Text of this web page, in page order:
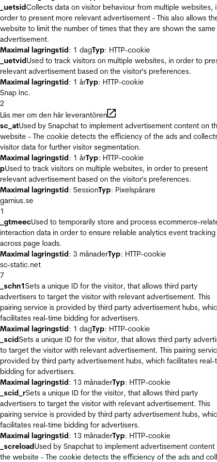
_uetsidCollects data on visitor behaviour from multiple websites,
order to present more relevant advertisement - This also allows
website to limit the number of times that they are shown the same
advertisement.
Maximal lagringstid: 1 dagTyp: HTTP-cookie
_uetvidUsed to track visitors on multiple websites, in order to
relevant advertisement based on the visitor's preferences.
Maximal lagringstid: 1 årTyp: HTTP-cookie
Snap Inc.
2
Läs mer om den här leverantören
sc_atUsed by Snapchat to implement advertisement content on
website - The cookie detects the efficiency of the ads and
visitor data for further visitor segmentation.
Maximal lagringstid: 1 årTyp: HTTP-cookie
pUsed to track visitors on multiple websites, in order to present
relevant advertisement based on the visitor's preferences.
Maximal lagringstid: SessionTyp: Pixelspårare
garnius.se
1
_gtmeecUsed to temporarily store and process ecommerce-
interaction data in order to ensure reliable analytics event tracking
across page loads.
Maximal lagringstid: 3 månaderTyp: HTTP-cookie
sc-static.net
7
_schn1Sets a unique ID for the visitor, that allows third party
advertisers to target the visitor with relevant advertisement. This
pairing service is provided by third party advertisement hubs,
facilitates real-time bidding for advertisers.
Maximal lagringstid: 1 dagTyp: HTTP-cookie
_scidSets a unique ID for the visitor, that allows third party
to target the visitor with relevant advertisement. This pairing
provided by third party advertisement hubs, which facilitates real-
bidding for advertisers.
Maximal lagringstid: 13 månaderTyp: HTTP-cookie
_scid_rSets a unique ID for the visitor, that allows third party
advertisers to target the visitor with relevant advertisement. This
pairing service is provided by third party advertisement hubs,
facilitates real-time bidding for advertisers.
Maximal lagringstid: 13 månaderTyp: HTTP-cookie
_screloadUsed by Snapchat to implement advertisement content
the website - The cookie detects the efficiency of the ads and